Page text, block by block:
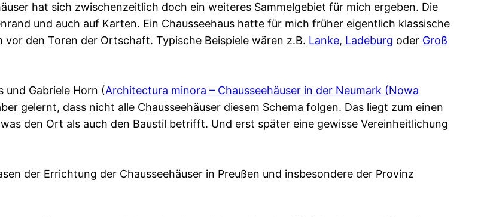
hat sich zwischenzeitlich doch ein weiteres Sammelgebiet für mich ergeben. Die
und auch auf Karten. Ein Chausseehaus hatte für mich früher eigentlich klassische
den Toren der Ortschaft. Typische Beispiele wären z.B. Lanke, Ladeburg oder Groß
und Gabriele Horn (Architectura minora – Chausseehäuser in der Neumark (Nowa
gelernt, dass nicht alle Chausseehäuser diesem Schema folgen. Das liegt zum einen
den Ort als auch den Baustil betrifft. Und erst später eine gewisse Vereinheitlichung
der Errichtung der Chausseehäuser in Preußen und insbesondere der Provinz